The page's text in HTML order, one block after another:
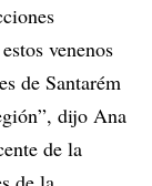
venenos
de Santarém
dijo Ana
de la